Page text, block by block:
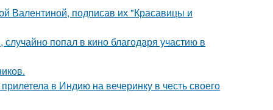
Валентиной, подписав их "Красавицы и
попал в кино благодаря участию в
в Индию на вечеринку в честь своего